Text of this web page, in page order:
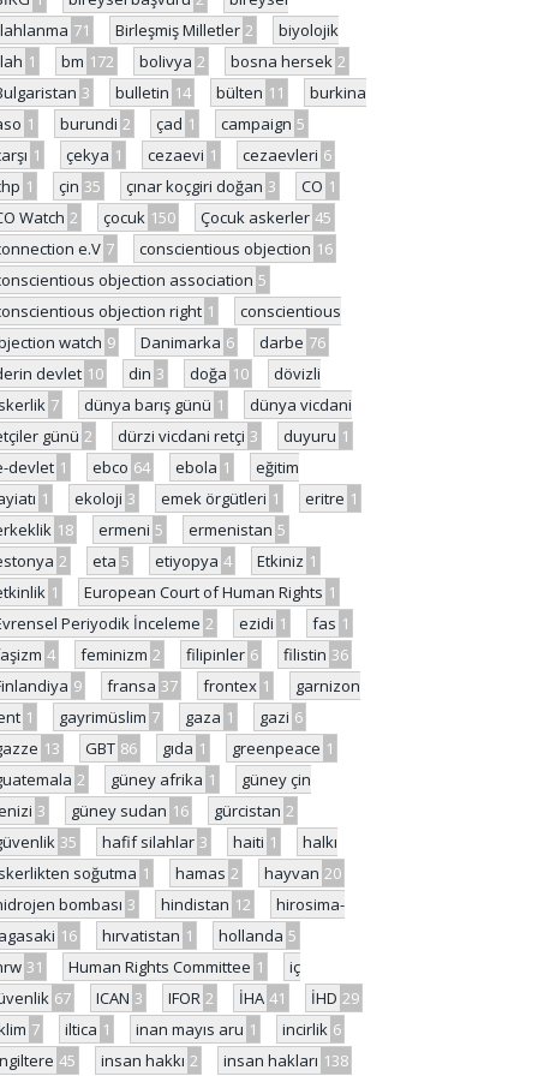
71 Birleşmiş Milletler 2
biyolojik
1 bm 172 bolivya 2 bosna hersek 2
3 bulletin 14 bülten 11
burkina
1 burundi 2 çad 1 campaign 5
1 çekya 1 cezaevi 1 cezaevleri 6
1 çin 35 çınar koçgiri doğan 3 CO 1
Watch 2 çocuk 150 Çocuk askerler 45
e.V 7 conscientious objection 16
objection association 5
objection right 1
conscientious
watch 9 Danimarka 6 darbe 76
devlet 10 din 3 doğa 10
dövizli
7 dünya barış günü 1
dünya vicdani
günü 2 dürzi vicdani retçi 3 duyuru 1
devlet 1 ebco 64 ebola 1
eğitim
1 ekoloji 3 emek örgütleri 1 eritre 1
18 ermeni 5 ermenistan 5
2 eta 5 etiyopya 4 Etkiniz 1
1 European Court of Human Rights 1
Periyodik İnceleme 2 ezidi 1 fas 1
4 feminizm 2 filipinler 6 filistin 36
9 fransa 37 frontex 1
garnizon
1 gayrimüslim 7 gaza 1 gazi 6
13 GBT 86 gıda 1 greenpeace 1
2 güney afrika 1
güney çin
3 güney sudan 16 gürcistan 2
35 hafif silahlar 3 haiti 1
halkı
soğutma 1 hamas 2 hayvan 20
bombası 3 hindistan 12
hirosima-
16 hırvatistan 1 hollanda 5
31 Human Rights Committee 1
iç
67 ICAN 3 IFOR 2 İHA 41 İHD 29
7 iltica 1 inan mayıs aru 1 incirlik 6
45 insan hakkı 2 insan hakları 138